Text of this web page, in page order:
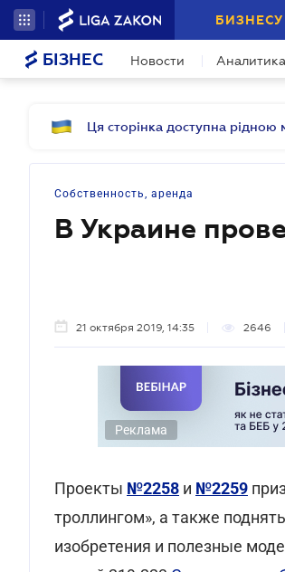
БИЗНЕСУ
БІЗНЕС Новости Аналитика
Ця сторінка доступна рідною
Собственность, аренда
В Украине
21 октября 2019, 14:35 2646
Реклама
Проекты №2258 и №2259
троллингом», а также
изобретения и полезные